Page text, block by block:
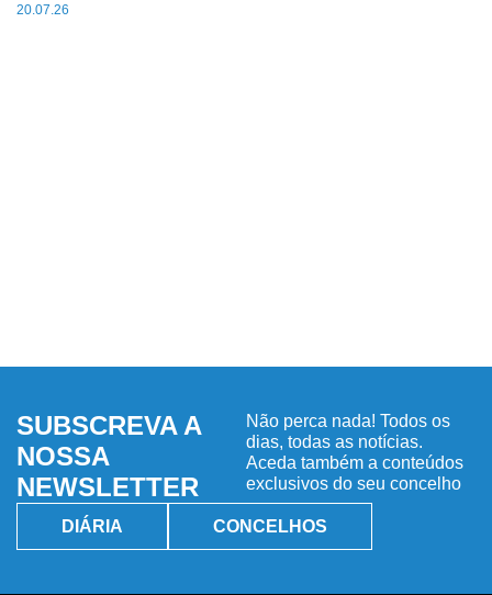
20.07.26
SUBSCREVA A
NOSSA
NEWSLETTER
Não perca nada! Todos os
dias, todas as notícias.
Aceda também a conteúdos
exclusivos do seu concelho
DIÁRIA CONCELHOS